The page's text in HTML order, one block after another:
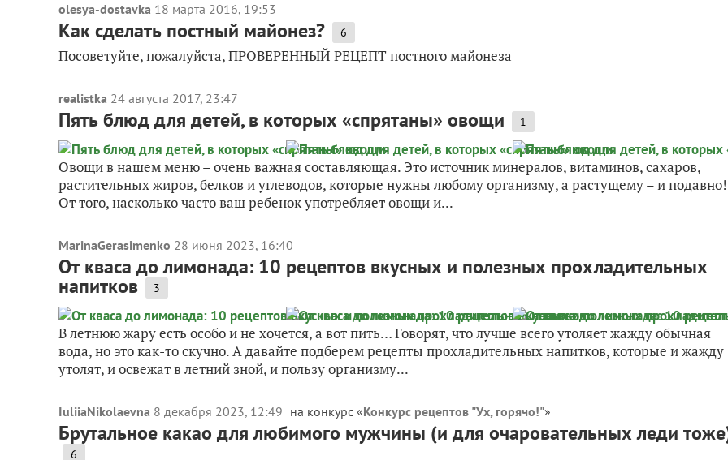
olesya-dostavka 18 марта 2016, 19:53
Как сделать постный майонез? 6
Посоветуйте, пожалуйста, ПРОВЕРЕННЫЙ РЕЦЕПТ постного майонеза
realistka 24 августа 2017, 23:47
Пять блюд для детей, в которых «спрятаны» овощи 1
Овощи в нашем меню – очень важная составляющая. Это источник минералов, витаминов, сахаров,
растительных жиров, белков и углеводов, которые нужны любому организму, а растущему – и подавно!
От того, насколько часто ваш ребенок употребляет овощи и...
MarinaGerasimenko 28 июня 2023, 16:40
От кваса до лимонада: 10 рецептов вкусных и полезных прохладительных
напитков 3
В летнюю жару есть особо и не хочется, а вот пить… Говорят, что лучше всего утоляет жажду обычная
вода, но это как-то скучно. А давайте подберем рецепты прохладительных напитков, которые и жажду
утолят, и освежат в летний зной, и пользу организму...
IuliiaNikolaevna 8 декабря 2023, 12:49 на конкурс «Конкурс рецептов "Ух, горячо!"»
Брутальное какао для любимого мужчины (и для очаровательных леди
6